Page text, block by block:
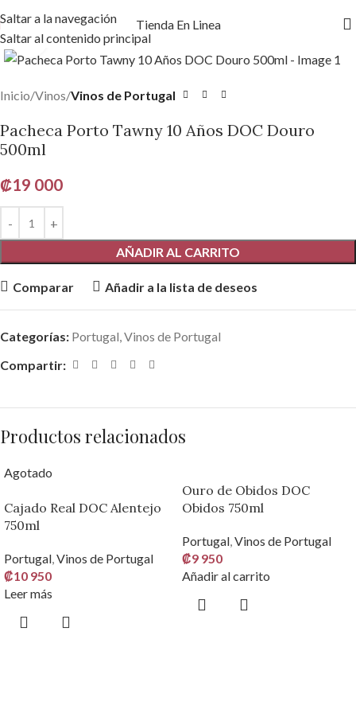
Saltar a la navegación
Saltar al contenido principal
Tienda En Linea
Haga clic para ampliar
Inicio Vinos Vinos de Portugal
Pacheca Porto Tawny 10 Años DOC Douro
500ml
₡19 000
AÑADIR AL CARRITO
Comparar Añadir a la lista de deseos
Categorías: Portugal,Vinos de Portugal
Compartir:
Productos relacionados
Agotado
Cajado Real DOC Alentejo
750ml
Portugal,Vinos de Portugal
₡10 950
Leer más
Ouro de Obidos DOC
Obidos 750ml
Portugal,Vinos de Portugal
₡9 950
Añadir al carrito